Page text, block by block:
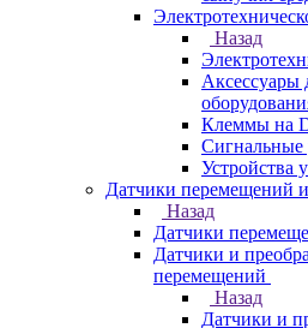
Назад
Аксессуары
Клеммы на
Сигнальные
Устройства
Датчики перемещений и
Назад
Датчики
Датчики и
перемещений
Назад
Датчики и